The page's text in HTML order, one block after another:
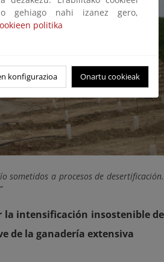
sometidos a procesos de desertificación.
la intensificación insostenible de
de la ganadería extensiva
gehiago nahi izanez gero,
politika
konfigurazioa Onartu cookieak